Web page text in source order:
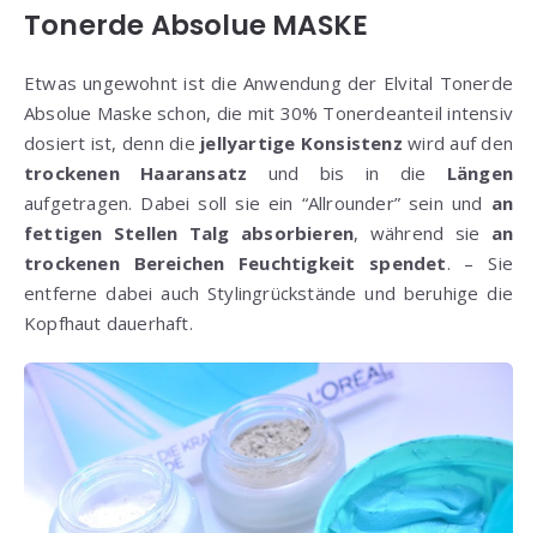
Tonerde Absolue MASKE
Etwas ungewohnt ist die Anwendung der Elvital Tonerde
Absolue Maske schon, die mit 30% Tonerdeanteil intensiv
dosiert ist, denn die jellyartige Konsistenz wird auf den
trockenen Haaransatz und bis in die Längen
aufgetragen. Dabei soll sie ein “Allrounder” sein und an
fettigen Stellen Talg absorbieren, während sie an
trockenen Bereichen Feuchtigkeit spendet. – Sie
entferne dabei auch Stylingrückstände und beruhige die
Kopfhaut dauerhaft.